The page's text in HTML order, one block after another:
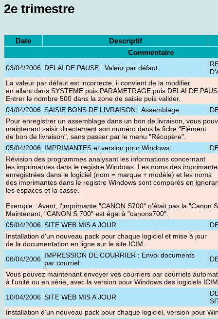
2e trimestre
Date
Descriptif
Commentaire
03/04/2006 DELAI DE PAUSE : Valeur par défaut
La valeur par défaut est incorrecte, il convient de la modifier
en allant dans SYSTEME puis PARAMETRAGE puis DELAI DE
Entrer le nombre 500 dans la zone de saisie puis valider.
04/04/2006 SAISIE BONS DE LIVRAISON : Assemblage
Pour enregistrer un assemblage dans un bon de livraison, vous
maintenant saisir directement son numéro dans la fiche "Elément
de bon de livraison", sans passer par le menu "Récupère".
05/04/2006 IMPRIMANTES et version pour Windows
Révision des programmes analysant les informations concernant
les imprimantes dans le registre Windows. Les noms des
enregistrées dans le logiciel (nom = marque + modèle) et les noms
des imprimantes dans le registre Windows sont comparés en
les espaces et la casse.
Exemple : Avant, l'imprimante "CANON S700" n'était pas la "Canon
Maintenant, "CANON S 700" est égal à "canons700".
05/04/2006 SITE WEB MIS A JOUR
Installation d'un nouveau pack pour chaque logiciel et mise à jour
de la documentation en ligne sur le site ICIM.
06/04/2006 IMPRESSION DE COURRIER : Envoi documents
par courriel
Vous pouvez maintenant envoyer vos courriers par courriels
à l'unité ou en série, avec la version pour Windows des logiciels
10/04/2006 SITE WEB MIS A JOUR
Installation d'un nouveau pack pour chaque logiciel, version pour